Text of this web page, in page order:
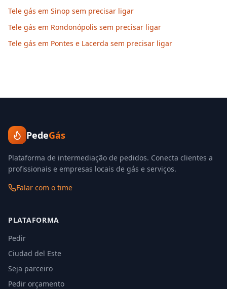
Tele gás em Sinop sem precisar ligar
Tele gás em Rondonópolis sem precisar ligar
Tele gás em Pontes e Lacerda sem precisar ligar
PedeGás
Plataforma de intermediação de pedidos. Conecta clientes a
profissionais e empresas locais de gás e serviços.
Falar com o time
PLATAFORMA
Pedir
Ciudad del Este
Seja parceiro
Pedir orçamento